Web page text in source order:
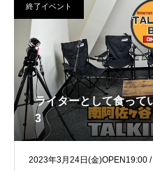
終了イベント
ライターとして食って
3
2023年3月24日(金)OPEN19:00